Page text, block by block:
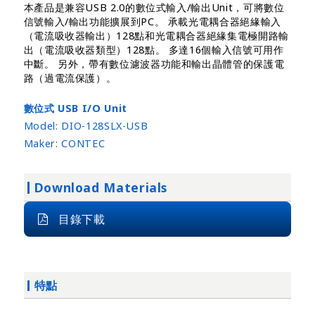
本產品是兼容USB 2.0的數位式輸入/輸出Unit，可將數位
信號輸入/輸出功能擴展到PC。 承載光電耦合器絕緣輸入
（電流吸收器輸出）128點和光電耦合器絕緣集電極開路輸
出（電流吸收器類型）128點。 多達16個輸入信號可用作
中斷。 另外，帶有數位濾波器功能和輸出晶體管的保護電
路（過電流保護）。
數位式 USB I/O Unit
Model: DIO-128SLX-USB
Maker: CONTEC
Download Materials
目錄下載
特點